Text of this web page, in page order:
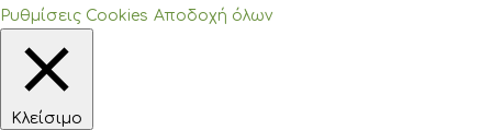
Ρυθμίσεις Cookies Αποδοχή όλων
Κλείσιμο